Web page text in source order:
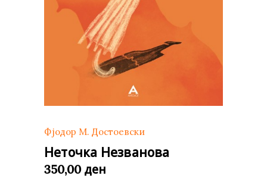
Фјодор М. Достоевски
Неточка Незванова
350,00 ден